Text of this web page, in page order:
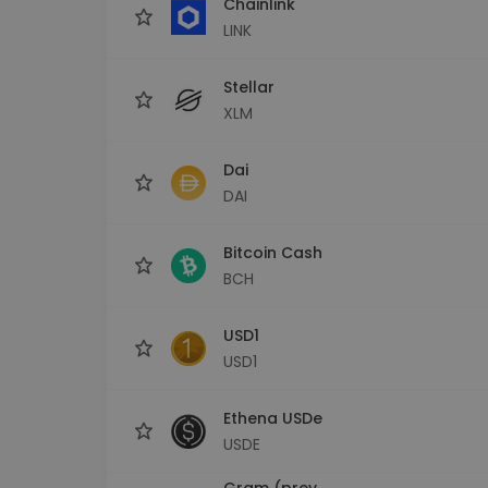
LINK
Stellar
XLM
Dai
DAI
Bitcoin Cash
BCH
USD1
USD1
Ethena USDe
USDE